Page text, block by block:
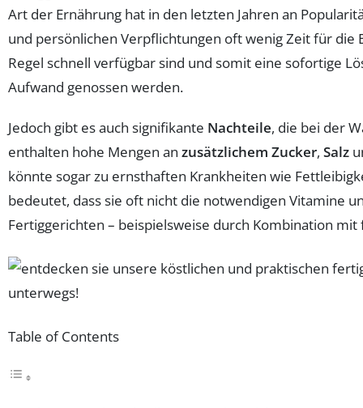
Art der Ernährung hat in den letzten Jahren an
und persönlichen Verpflichtungen oft wenig Zeit für
Regel schnell verfügbar sind und somit eine sofortige
Aufwand genossen werden.
Jedoch gibt es auch signifikante Nachteile, die bei der
enthalten hohe Mengen an zusätzlichem Zucker, Salz
könnte sogar zu ernsthaften Krankheiten wie
bedeutet, dass sie oft nicht die notwendigen Vitamine
Fertiggerichten – beispielsweise durch Kombination
Table of Contents